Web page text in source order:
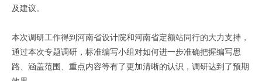
及建议。
本次调研工作得到河南省设计院和河南省定额站同行的大力支持，
通过本次专题调研，标准编写小组对如何进一步准确把握编写思
路、涵盖范围、重点内容等有了更加清晰的认识，调研达到了预期